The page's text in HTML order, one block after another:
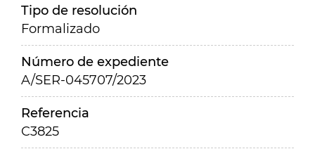
Tipo de resolución
Formalizado
Número de expediente
A/SER-045707/2023
Referencia
C3825